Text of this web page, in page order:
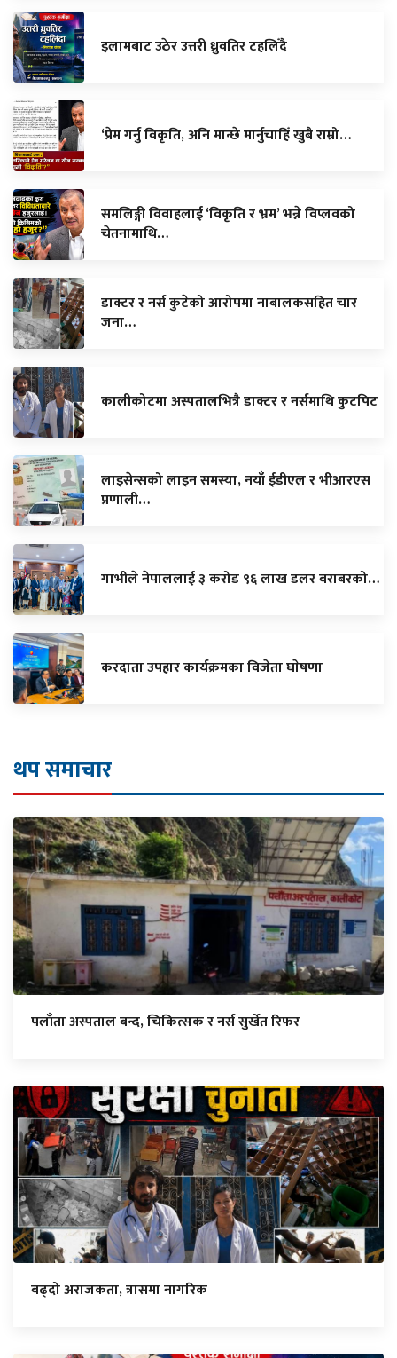
इलामबाट उठेर उत्तरी ध्रुवतिर टहलिँदै
‘प्रेम गर्नु विकृति, अनि मान्छे मार्नुचाहिँ खुबै राम्रो…
समलिङ्गी विवाहलाई ‘विकृति र भ्रम’ भन्ने विप्लवको
चेतनामाथि…
डाक्टर र नर्स कुटेको आरोपमा नाबालकसहित चार
जना…
कालीकोटमा अस्पतालभित्रै डाक्टर र नर्समाथि कुटपिट
लाइसेन्सको लाइन समस्या, नयाँ ईडीएल र भीआरएस
प्रणाली…
गाभीले नेपाललाई ३ करोड ९६ लाख डलर बराबरको…
करदाता उपहार कार्यक्रमका विजेता घाेषणा
थप समाचार
पलाँता अस्पताल बन्द, चिकित्सक र नर्स सुर्खेत रिफर
बढ्दो अराजकता, त्रासमा नागरिक